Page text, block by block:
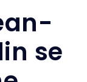
se